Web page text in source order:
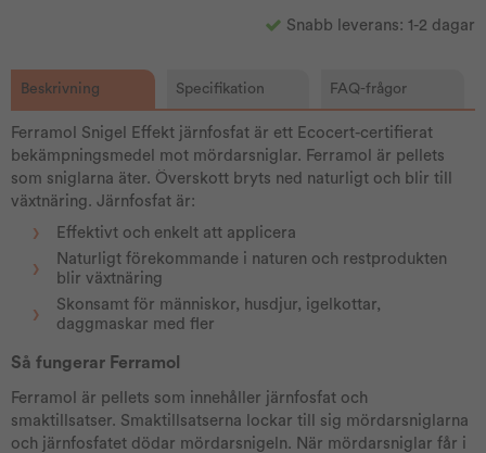
Snabb leverans: 1-2 dagar
Beskrivning Specifikation FAQ-frågor
Ferramol Snigel Effekt järnfosfat är ett Ecocert-certifierat
bekämpningsmedel mot mördarsniglar. Ferramol är pellets
som sniglarna äter. Överskott bryts ned naturligt och blir till
växtnäring. Järnfosfat är:
Effektivt och enkelt att applicera
Naturligt förekommande i naturen och restprodukten
blir växtnäring
Skonsamt för människor, husdjur, igelkottar,
daggmaskar med fler
Så fungerar Ferramol
Ferramol är pellets som innehåller järnfosfat och
smaktillsatser. Smaktillsatserna lockar till sig mördarsniglarna
och järnfosfatet dödar mördarsnigeln. När mördarsniglar får i